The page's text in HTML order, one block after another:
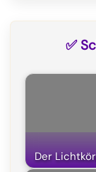
✅
Der